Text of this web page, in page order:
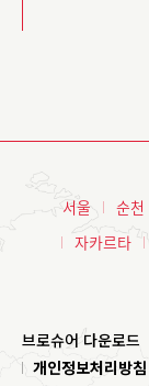
서울 순천
자카르타
브로슈어 다운로드
개인정보처리방침